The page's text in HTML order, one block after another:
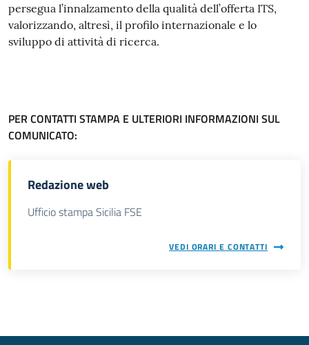
persegua l’innalzamento della qualità dell’offerta ITS,
valorizzando, altresì, il profilo internazionale e lo
sviluppo di attività di ricerca.
PER CONTATTI STAMPA E ULTERIORI INFORMAZIONI SUL
COMUNICATO:
Redazione web
Ufficio stampa Sicilia FSE
VEDI ORARI E CONTATTI